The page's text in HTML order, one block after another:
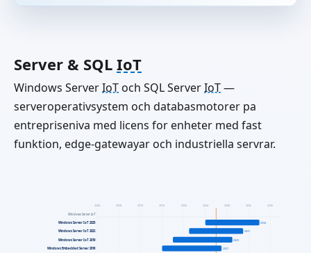
Server & SQL IoT
Windows ServerIoToch SQL ServerIoT—
serveroperativsystem och databasmotorer pa
entrepriseniva med licens for enheter med fast
funktion, edge-gatewayar och industriella servrar.
2004 2008 2012 2016 2020 2024 2028 2032 2036
Windows Server IoT
Windows Server IoT 2025
2034
Windows Server IoT 2022 2031
Windows Server IoT 2019 2029
Windows Embedded Server 2016 2027